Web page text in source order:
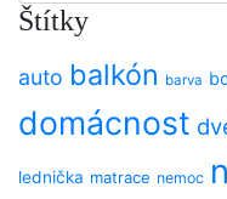
Štítky
auto balkón barva
domácnost
lednička matrace nemoc